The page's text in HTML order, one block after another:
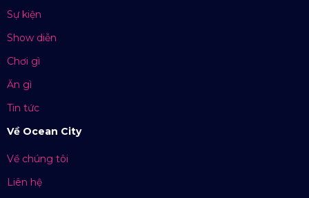
Sự kiện
Show diễn
Chơi gì
Ăn gì
Tin tức
Về Ocean City
Về chúng tôi
Liên hệ